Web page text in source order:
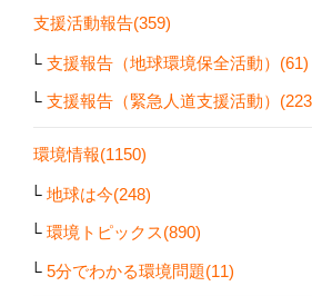
支援活動報告(359)
支援報告（地球環境保全活動）(61)
支援報告（緊急人道支援活動）
環境情報(1150)
地球は今(248)
環境トピックス(890)
5分でわかる環境問題(11)